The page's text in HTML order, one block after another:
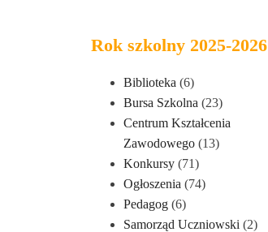
Rok szkolny 2025-2026
Biblioteka (6)
Bursa Szkolna (23)
Centrum Kształcenia
Zawodowego (13)
Konkursy (71)
Ogłoszenia (74)
Pedagog (6)
Samorząd Uczniowski (2)